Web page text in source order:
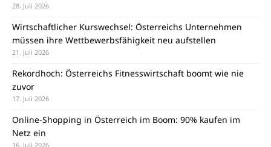
28. Juli 2026
Wirtschaftlicher Kurswechsel: Österreichs Unternehmen
müssen ihre Wettbewerbsfähigkeit neu aufstellen
21. Juli 2026
Rekordhoch: Österreichs Fitnesswirtschaft boomt wie nie
zuvor
17. Juli 2026
Online-Shopping in Österreich im Boom: 90% kaufen im
Netz ein
16. Juli 2026